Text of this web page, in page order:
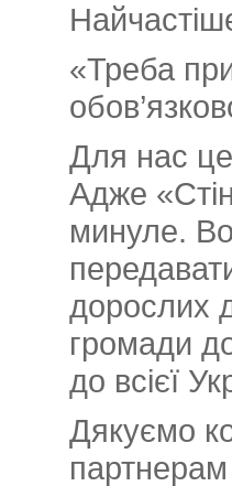
«Треба
Для нас
Адже
минуле.
дорослих
громади
до всієї
Дякуємо